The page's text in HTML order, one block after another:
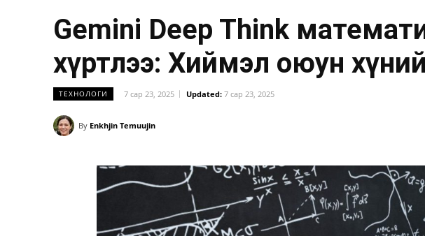
Gemini Deep Think
хүртлээ: Хиймэл оюун
ТЕХНОЛОГИ 7 сар 23, 2025 Updated: 7 сар 23, 2025
By Enkhjin Temuujin